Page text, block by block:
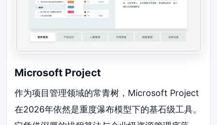
Microsoft Project
作为项目管理领域的常青树，Microsoft Project
在2026年依然是重度瀑布模型下的基石级工具。